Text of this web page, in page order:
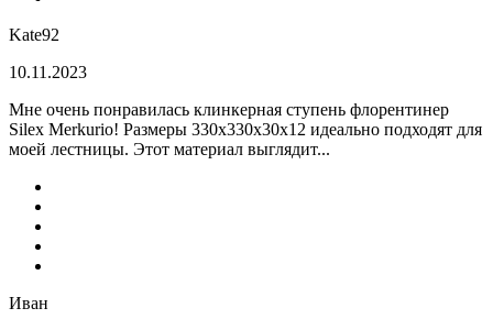
Kate92
10.11.2023
Мне очень понравилась клинкерная ступень флорентинер
Silex Merkurio! Размеры 330х330х30х12 идеально подходят для
моей лестницы. Этот материал выглядит...
Иван